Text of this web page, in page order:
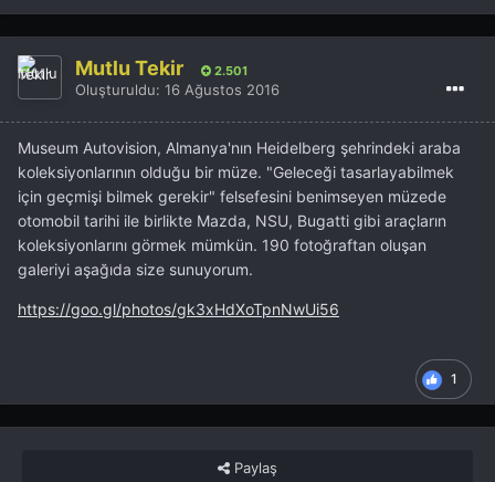
Mutlu Tekir 2.501
Oluşturuldu: 16 Ağustos 2016
Museum Autovision, Almanya'nın Heidelberg şehrindeki araba
koleksiyonlarının olduğu bir müze. "Geleceği tasarlayabilmek
için geçmişi bilmek gerekir" felsefesini benimseyen müzede
otomobil tarihi ile birlikte Mazda, NSU, Bugatti gibi araçların
koleksiyonlarını görmek mümkün. 190 fotoğraftan oluşan
galeriyi aşağıda size sunuyorum.
https://goo.gl/photos/gk3xHdXoTpnNwUi56
1
Paylaş